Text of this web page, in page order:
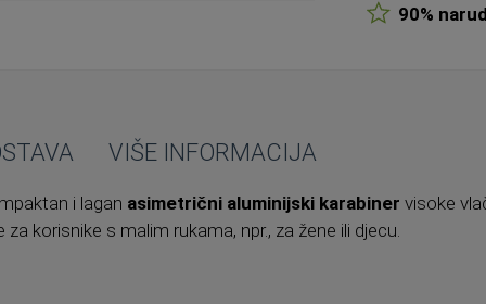
90%
i lagan asimetrični aluminijski karabiner visoke
korisnike s malim rukama, npr., za žene ili djecu.
VIŠE INFORMACIJA